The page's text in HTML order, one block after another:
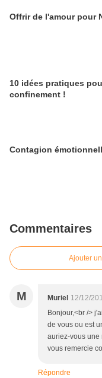
Offrir de l'amour pour
10 idées pratiques
confinement !
Contagion
Commentaires
Ajouter
M Muriel 12/12/
Bonjour,<br />
de vous ou est
auriez-vous une
vous remercie
Répondre